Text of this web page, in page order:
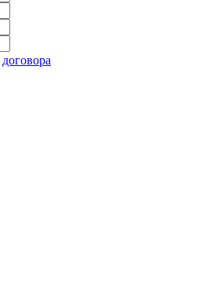
договора